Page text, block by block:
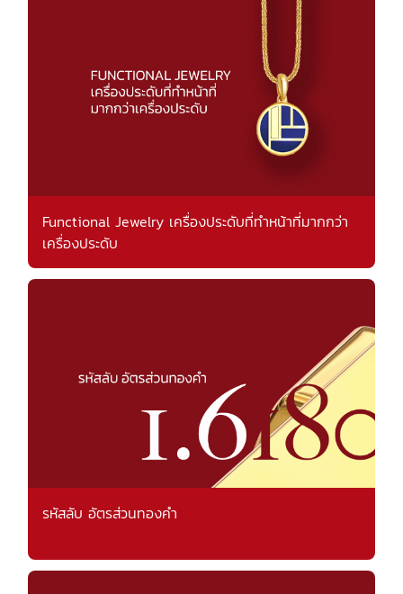
Functional Jewelry เครื่องประดับที่ทำหน้าที่มากกว่า
เครื่องประดับ
รหัสลับ อัตรส่วนทองคำ